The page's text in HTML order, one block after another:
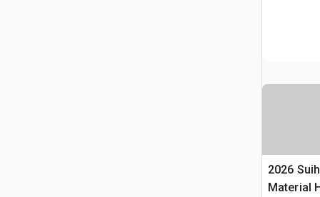
2026
Material